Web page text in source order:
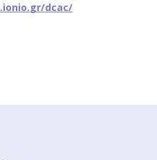
.ionio.gr/dcac/